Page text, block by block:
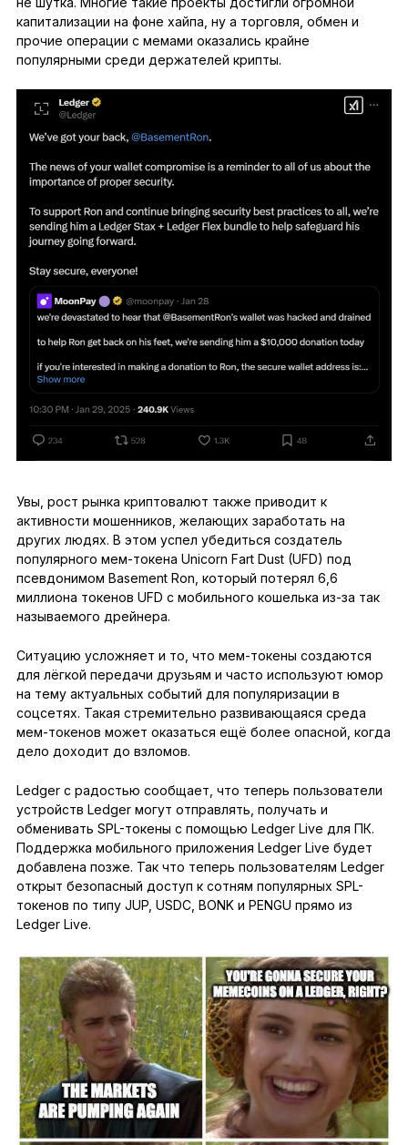
капитализации на фоне хайпа, ну а торговля, обмен и
прочие операции с мемами оказались крайне
популярными среди держателей крипты.
Увы, рост рынка криптовалют также приводит к
активности мошенников, желающих заработать на
других людях. В этом успел убедиться создатель
популярного мем-токена Unicorn Fart Dust (UFD) под
псевдонимом Basement Ron, который потерял 6,6
миллиона токенов UFD с мобильного кошелька из-за так
называемого дрейнера.
Ситуацию усложняет и то, что мем-токены создаются
для лёгкой передачи друзьям и часто используют юмор
на тему актуальных событий для популяризации в
соцсетях. Такая стремительно развивающаяся среда
мем-токенов может оказаться ещё более опасной, когда
дело доходит до взломов.
Ledger с радостью сообщает, что теперь пользователи
устройств Ledger могут отправлять, получать и
обменивать SPL-токены с помощью Ledger Live для ПК.
Поддержка мобильного приложения Ledger Live будет
добавлена позже. Так что теперь пользователям Ledger
открыт безопасный доступ к сотням популярных SPL-
токенов по типу JUP, USDC, BONK и PENGU прямо из
Ledger Live.